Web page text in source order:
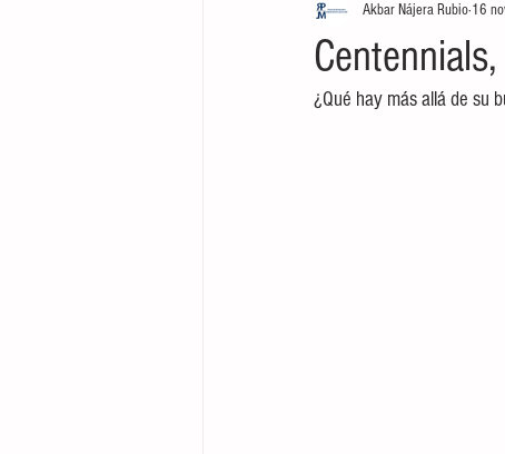
Inversión Negocios
Tecnología
Akbar Nájera Rubio 16
¿Qué hay más allá de su